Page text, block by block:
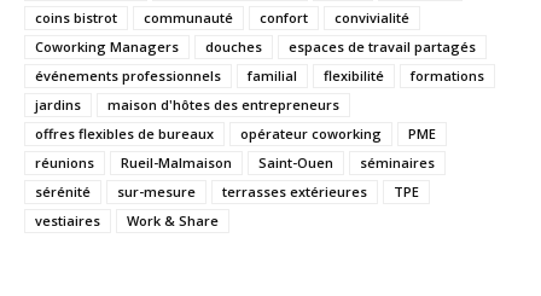
coins bistrot
communauté confort
convivialité
Coworking Managers
douches
espaces de travail partagés
événements professionnels
familial flexibilité
formations
jardins
maison d'hôtes des entrepreneurs
offres flexibles de bureaux
opérateur coworking
PME
réunions
Rueil-Malmaison Saint-Ouen
séminaires
sérénité
sur-mesure terrasses extérieures
TPE
vestiaires
Work & Share